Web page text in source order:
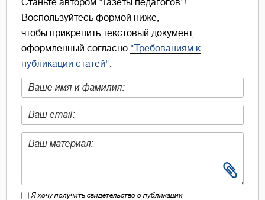
Станьте автором "Газеты педагогов"!
Воспользуйтесь формой ниже,
чтобы прикрепить текстовый документ,
оформленный согласно "Требованиям к
публикации статей".
Я хочу получить свидетельство о публикации